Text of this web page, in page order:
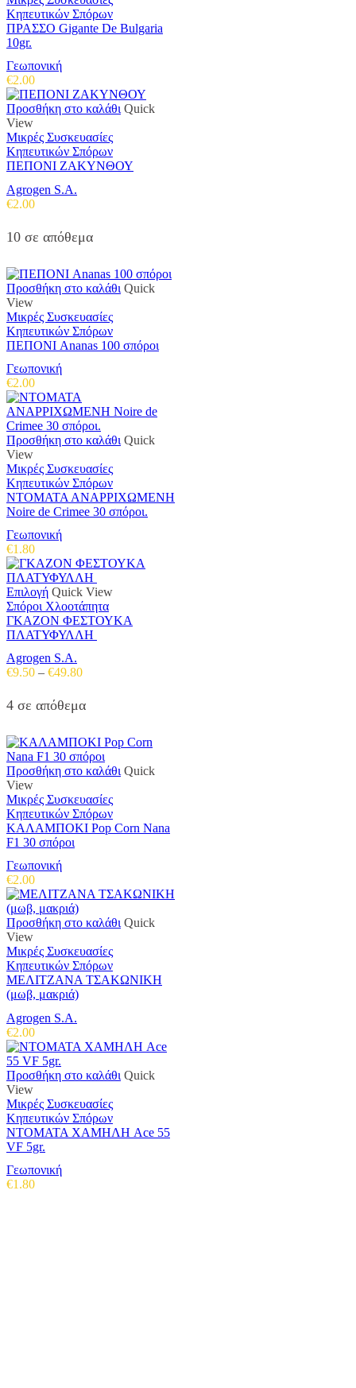
Κηπευτικών Σπόρων
ΠΡΑΣΣΟ Gigante De Bulgaria
10gr.
Γεωπονική
€2.00
Προσθήκη στο καλάθι Quick
View
Μικρές Συσκευασίες
Κηπευτικών Σπόρων
ΠΕΠΟΝΙ ΖΑΚΥΝΘΟΥ
Agrogen S.A.
€2.00
10 σε απόθεμα
Προσθήκη στο καλάθι Quick
View
Μικρές Συσκευασίες
Κηπευτικών Σπόρων
ΠΕΠΟΝΙ Ananas 100 σπόροι
Γεωπονική
€2.00
Προσθήκη στο καλάθι Quick
View
Μικρές Συσκευασίες
Κηπευτικών Σπόρων
ΝΤΟΜΑΤΑ ΑΝΑΡΡΙΧΩΜΕΝΗ
Noire de Crimee 30 σπόροι.
Γεωπονική
€1.80
Επιλογή Αυτό
το
προϊόν
έχει
παραλλαγές.
Οι
μπορούν
στη
σελίδα
του
Quick View
Σπόροι Χλοοτάπητα
ΓΚΑΖΟΝ ΦΕΣΤΟΥΚΑ
ΠΛΑΤΥΦΥΛΛΗ
Agrogen S.A.
€9.50 – €49.80Price
through
4 σε απόθεμα
Προσθήκη στο καλάθι Quick
View
Μικρές Συσκευασίες
Κηπευτικών Σπόρων
ΚΑΛΑΜΠΟΚΙ Pop Corn Nana
F1 30 σπόροι
Γεωπονική
€2.00
Προσθήκη στο καλάθι Quick
View
Μικρές Συσκευασίες
Κηπευτικών Σπόρων
ΜΕΛΙΤΖΑΝΑ ΤΣΑΚΩΝΙΚΗ
(μωβ, μακριά)
Agrogen S.A.
€2.00
Προσθήκη στο καλάθι Quick
View
Μικρές Συσκευασίες
Κηπευτικών Σπόρων
ΝΤΟΜΑΤΑ ΧΑΜΗΛΗ Ace 55
VF 5gr.
Γεωπονική
€1.80